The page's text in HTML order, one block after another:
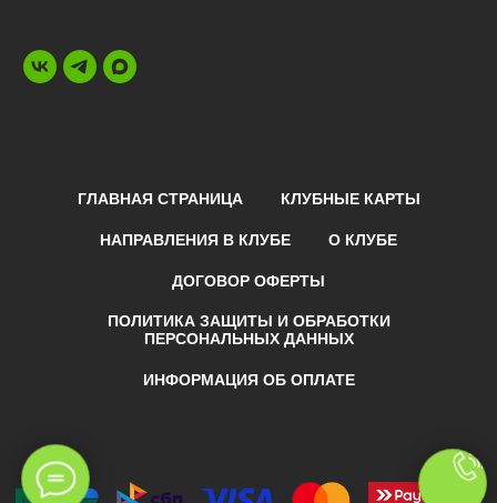
ГЛАВНАЯ СТРАНИЦА КЛУБНЫЕ КАРТЫ
НАПРАВЛЕНИЯ В КЛУБЕ О КЛУБЕ
ДОГОВОР ОФЕРТЫ
ПОЛИТИКА ЗАЩИТЫ И ОБРАБОТКИ
ПЕРСОНАЛЬНЫХ ДАННЫХ
ИНФОРМАЦИЯ ОБ ОПЛАТЕ